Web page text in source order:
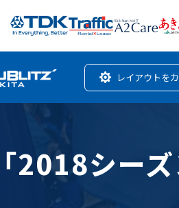
レイアウトを
2018シーズ